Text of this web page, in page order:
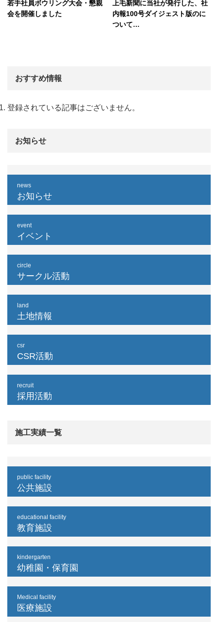
若手社員ボウリング大会・懇親
会を開催しました
上毛新聞に当社が発行した、社
内報100号ダイジェスト版のに
ついて…
おすすめ情報
登録されている記事はございません。
お知らせ
news
お知らせ
event
イベント
circle
サークル活動
land
土地情報
csr
CSR活動
recruit
採用活動
施工実績一覧
public facility
公共施設
educational facility
教育施設
kindergarten
幼稚園・保育園
Medical facility
医療施設